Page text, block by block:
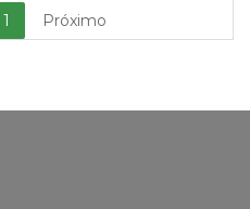
1 Próximo